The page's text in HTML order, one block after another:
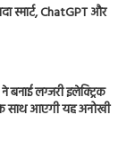
स्मार्ट, ChatGPT और
बनाई लग्जरी इलेक्ट्रिक
साथ आएगी यह अनोखी